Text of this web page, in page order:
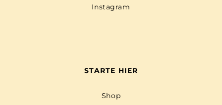
Instagram
STARTE HIER
Shop